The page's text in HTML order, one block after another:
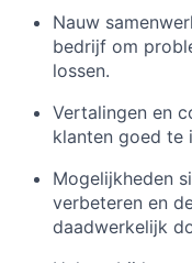
Nauw
bedrijf om
lossen.
Vertalingen en
klanten goed te
Mogelijkheden
verbeteren en
daadwerkelijk